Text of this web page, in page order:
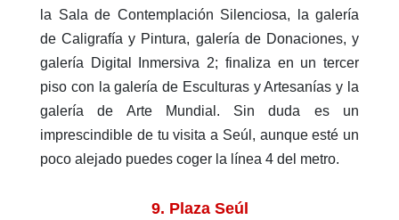
la Sala de Contemplación Silenciosa, la galería
de Caligrafía y Pintura, galería de Donaciones, y
galería Digital Inmersiva 2; finaliza en un tercer
piso con la galería de Esculturas y Artesanías y la
galería de Arte Mundial. Sin duda es un
imprescindible de tu visita a Seúl, aunque esté un
poco alejado puedes coger la línea 4 del metro.
9. Plaza Seúl